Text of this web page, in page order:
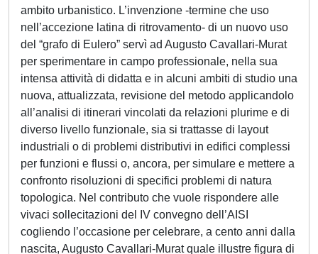
ambito urbanistico. L’invenzione -termine che uso
nell’accezione latina di ritrovamento- di un nuovo uso
del “grafo di Eulero” servì ad Augusto Cavallari-Murat
per sperimentare in campo professionale, nella sua
intensa attività di didatta e in alcuni ambiti di studio una
nuova, attualizzata, revisione del metodo applicandolo
all’analisi di itinerari vincolati da relazioni plurime e di
diverso livello funzionale, sia si trattasse di layout
industriali o di problemi distributivi in edifici complessi
per funzioni e flussi o, ancora, per simulare e mettere a
confronto risoluzioni di specifici problemi di natura
topologica. Nel contributo che vuole rispondere alle
vivaci sollecitazioni del IV convegno dell’AISI
cogliendo l’occasione per celebrare, a cento anni dalla
nascita, Augusto Cavallari-Murat quale illustre figura di